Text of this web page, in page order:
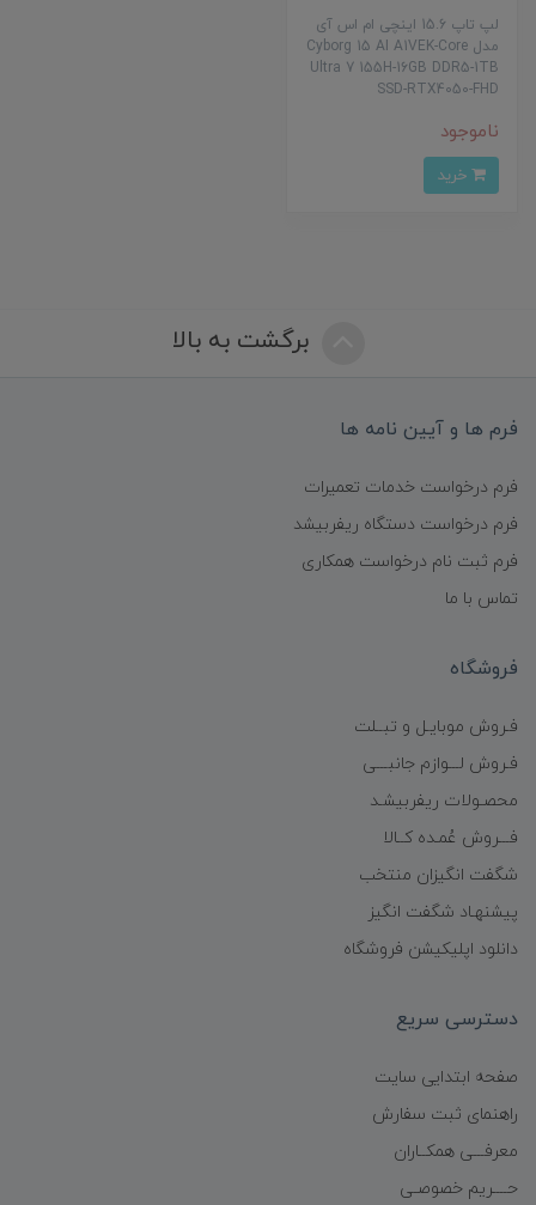
لپ تاپ 15.6 اینچی ام اس آی
مدل Cyborg 15 AI A1VEK-Core
Ultra 7 155H-16GB DDR5-1TB
SSD-RTX4050-FHD
ناموجود
برگشت به بالا
فرم ها و آیین نامه ها
فرم درخواست خدمات تعمیرات
فرم درخواست دستگاه ریفربیشد
فرم ثبت نام درخواست همکاری
تماس با ما
فروشگاه
فـروش موبایـل و تبــلت
فـروش لـــوازم جانبـــی
محصـولات ریفربیشـد
فـــروش عُمـده کــالا
شگفت انگیزان منتخب
پیشنهـاد شگفت انگیز
دانلود اپلیکیشن فروشگاه
دسترسی سریع
صفحه ابتدایی سایت
راهنمای ثبت سفارش
معرفـــی همکــاران
حــــریم خصوصـی